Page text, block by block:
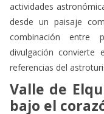
actividades
desde un paisaje
combinación entre
divulgación
referencias del
Valle de
bajo el